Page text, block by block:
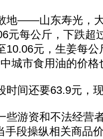
地——山东寿光，
元每公斤，下跌超
10.06元，生姜每
城市食用油的价格
间还要63.9元，
游资和不法经营
手段操纵相关商品